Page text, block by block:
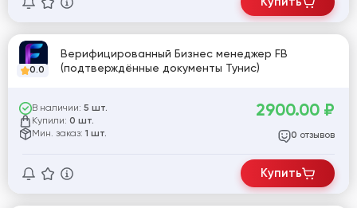
0.0
Верифицированный Бизнес менеджер FB
(подтверждённые документы Тунис)
В наличии: 5 шт.
Купили: 0 шт.
Мин. заказ: 1 шт.
2900.00 ₽
0 отзывов
Купить